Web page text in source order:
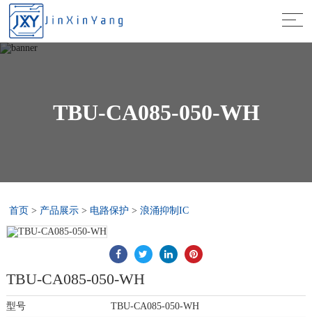
TBU-CA085-050-WH
首页 > 产品展示 > 电路保护 >浪涌抑制IC
TBU-CA085-050-WH
型号 TBU-CA085-050-WH